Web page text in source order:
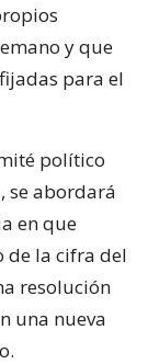
y que
para el
político
se abordará
en que
de la cifra del
resolución
una nueva